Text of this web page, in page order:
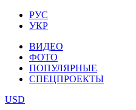
РУС
УКР
ВИДЕО
ФОТО
ПОПУЛЯРНЫЕ
СПЕЦПРОЕКТЫ
USD